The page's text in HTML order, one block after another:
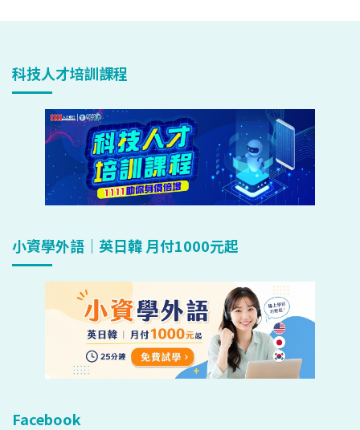
科技人才培訓課程
小資學外語｜英日韓 月付1000元起
Facebook